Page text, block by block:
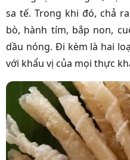
sa tế. Trong khi đó, chả
bò, hành tím, bắp non,
dầu nóng. Đi kèm là hai
với khẩu vị của mọi thực